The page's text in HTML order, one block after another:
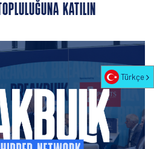
KATILIN
Türkçe